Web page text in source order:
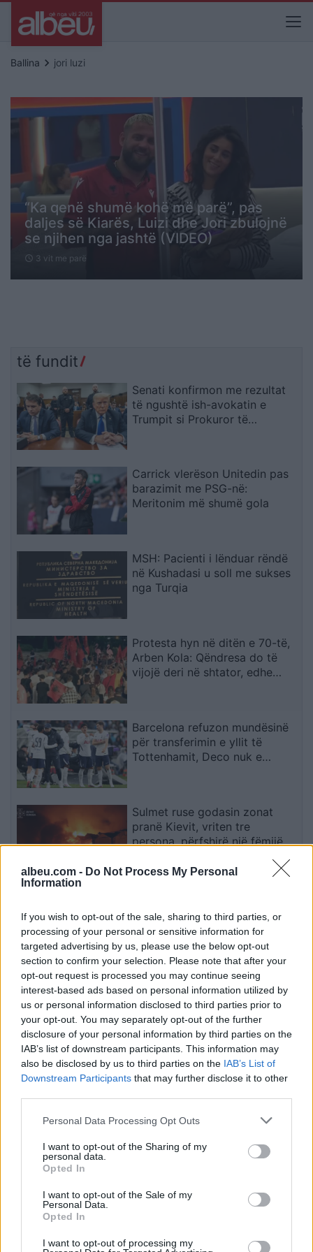
albeu.com - Do Not Process My Personal
Information
If you wish to opt-out of the sale, sharing to third parties, or
processing of your personal or sensitive information for
targeted advertising by us, please use the below opt-out
section to confirm your selection. Please note that after your
opt-out request is processed you may continue seeing
interest-based ads based on personal information utilized by
us or personal information disclosed to third parties prior to
your opt-out. You may separately opt-out of the further
disclosure of your personal information by third parties on the
IAB’s list of downstream participants. This information may
also be disclosed by us to third parties on the IAB’s List of
Downstream Participants that may further disclose it to other
Personal Data Processing Opt Outs
I want to opt-out of the Sharing of my
personal data.
Opted In
I want to opt-out of the Sale of my
Personal Data.
Opted In
I want to opt-out of processing my
Ballina keyboard_arrow_right jori luzi
“Ka qenë shumë kohë më parë”, pas
daljes së Kiarës, Luizi dhe Jori zbulojnë
se njihen nga jashtë (VIDEO)
schedule 3 vit me parë
të fundit
Senati konfirmon me rezultat
të ngushtë ish-avokatin e
Trumpit si Prokuror të
Carrick vlerëson Unitedin pas
barazimit me PSG-në:
Meritonim më shumë gola
MSH: Pacienti i lënduar rëndë
në Kushadasi u soll me sukses
nga Turqia
Protesta hyn në ditën e 70-të,
Arben Kola: Qëndresa do të
vijojë deri në shtator, edhe
Barcelona refuzon mundësinë
për transferimin e yllit të
Tottenhamit, Deco nuk e
Sulmet ruse godasin zonat
pranë Kievit, vriten tre
persona, përfshirë një fëmijë
qytetarët grumbullohen në
sheshin “Skënderbej”: Rama,
jep dorëheqjen!